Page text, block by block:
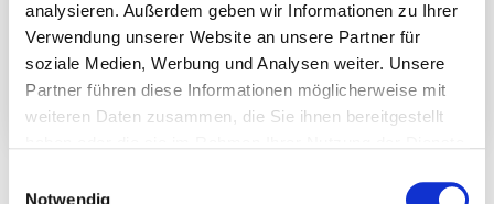
analysieren. Außerdem geben wir Informationen zu Ihrer
Verwendung unserer Website an unsere Partner für
soziale Medien, Werbung und Analysen weiter. Unsere
Partner führen diese Informationen möglicherweise mit
weiteren Daten zusammen, die Sie ihnen bereitgestellt
willigen Sie gem. Art. 49 Abs. 1 DSGVO ein, dass auch
Notwendig